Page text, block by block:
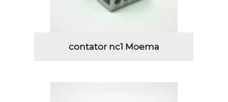
contator nc1 Moema